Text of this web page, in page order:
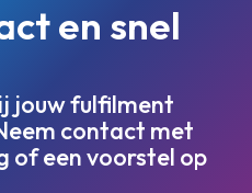
en snel
jouw fulfilment
contact met
of een voorstel op